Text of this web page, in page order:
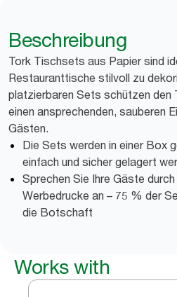
Beschreibung
Tork Tischsets aus Papier sind
Restauranttische stilvoll zu
platzierbaren Sets schützen den
einen ansprechenden, sauberen
Gästen.
Die Sets werden in einer Box
einfach und sicher gelagert
Sprechen Sie Ihre Gäste durch
Werbedrucke an – 75 % der
die Botschaft
Works with